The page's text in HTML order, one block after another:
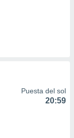
Puesta del sol
20:59